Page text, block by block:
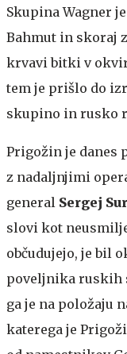
Skupina Wagner
Bahmut in skoraj
krvavi bitki v
tem je prišlo do
skupino in rusko
Prigožin je danes
z nadaljnjimi
general Sergej
slovi kot
občudujejo, je bil
poveljnika ruskih
ga je na položaju
katerega je